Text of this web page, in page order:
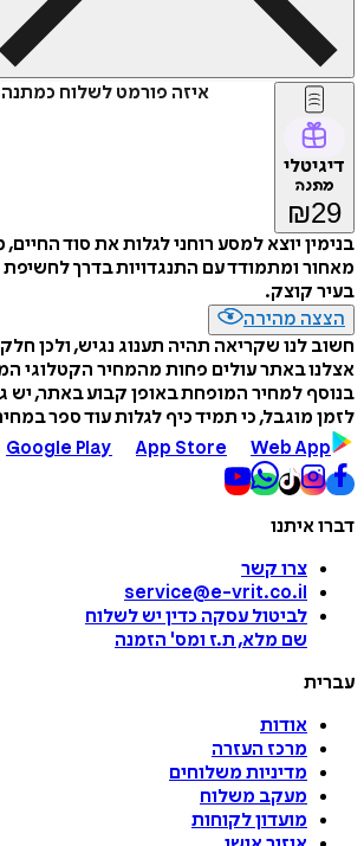
איזה פורמט לשלוח
דיגיטלי
מתנה
₪29
בנימין יוצא למסע רוחני לגלות את סוד
מאחור ומתמודד עם התנגדויות בדרך
בעיר קוצק.
הצצה מהירה
חשוב לנו שקריאה תהיה תענוג נגיש, ולכן
אצלנו באתר עולים פחות מהמחיר הקטלוגי
בנוסף למחיר המופחת באופן קבוע באתר, יש
לזמן מוגבל, כי תמיד כיף לגלות עוד ספר
Google Play
App Store Web App
דברו איתנו
צרו קשר
service@e-vrit.co.il
לביטול עסקה כדין יש לשלוח
שם מלא, ת.ז ומס' הזמנה
עברית
אודות
מרכז העזרה
מדיניות משלוחים
מעקב משלוח
מועדון לקוחות